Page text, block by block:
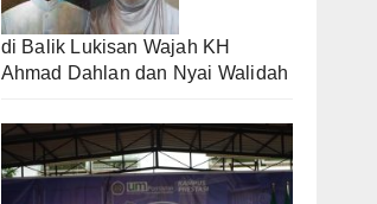
di Balik Lukisan Wajah KH
Ahmad Dahlan dan Nyai Walidah